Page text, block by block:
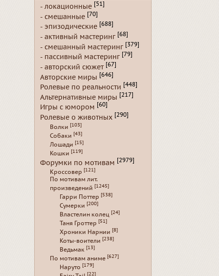
- локационные [51]
- смешанные [70]
- эпизодические [688]
- активный мастеринг [68]
- смешанный мастеринг [379]
- пассивный мастеринг [79]
- авторский сюжет [67]
Авторские миры [646]
Ролевые по реальности [448]
Альтернативные миры [217]
Игры с юмором [60]
Ролевые о животных [290]
Волки [103]
Собаки [43]
Лошади [15]
Кошки [119]
Форумки по мотивам [2979]
Кроссовер [121]
По мотивам лит.
произведений [1245]
Гарри Поттер [538]
Сумерки [200]
Властелин колец [24]
Таня Гроттер [51]
Хроники Нарнии [8]
Коты-воители [238]
Ведьмак [13]
По мотивам аниме [627]
Наруто [179]
[22]